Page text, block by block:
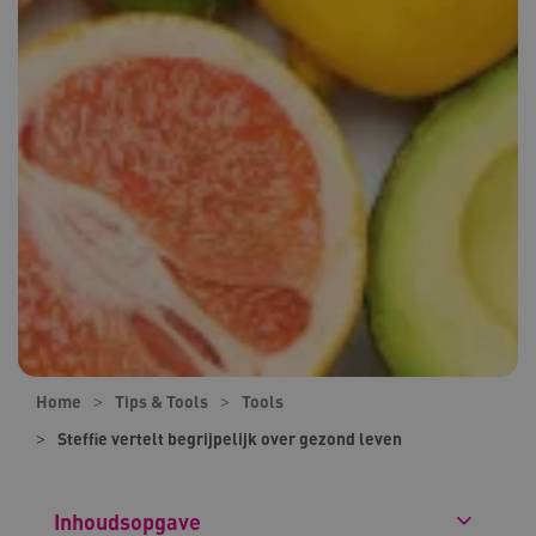
Home Tips & Tools
Tools
Steffie vertelt begrijpelijk over gezond leven
Inhoudsopgave